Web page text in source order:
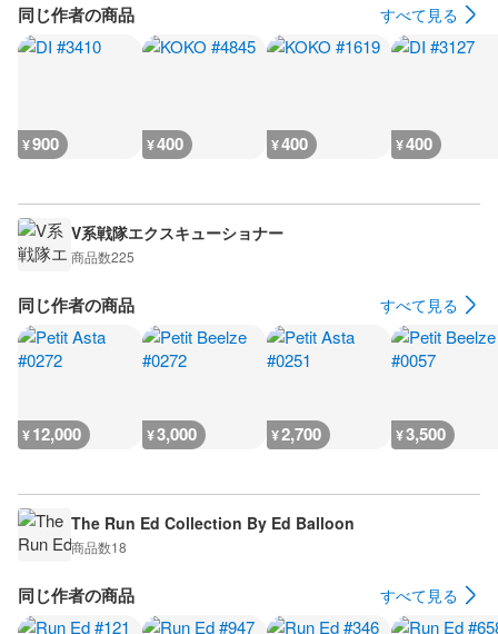
同じ作者の商品 すべて見る
¥900 ¥400 ¥400 ¥400
V系戦隊エクスキューショナー
商品数225
同じ作者の商品 すべて見る
¥12,000 ¥3,000 ¥2,700 ¥3,500
The Run Ed Collection By Ed Balloon
商品数18
同じ作者の商品 すべて見る